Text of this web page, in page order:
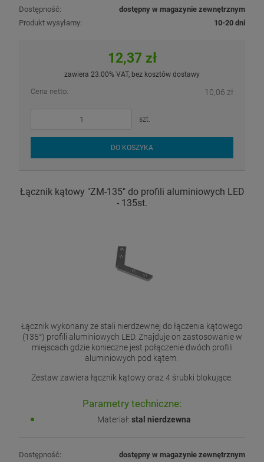
Dostępność:
dostępny w magazynie zewnętrznym
Produkt wysyłamy:
10-20 dni
12,37 zł
zawiera 23.00% VAT, bez kosztów dostawy
Cena netto: 10,06 zł
szt.
DO KOSZYKA
Łącznik kątowy "ZM-135" do profili aluminiowych LED
- 135st.
Łącznik wykonany ze stali nierdzewnej do łączenia kątowego
(135°) profili aluminiowych LED. Znajduje on zastosowanie w
miejscach gdzie konieczne jest połączenie dwóch profili
aluminiowych pod kątem.
Zestaw zawiera łącznik kątowy oraz 4 śrubki blokujące.
Parametry techniczne:
Materiał: stal nierdzewna
Dostępność:
dostępny w magazynie zewnętrznym